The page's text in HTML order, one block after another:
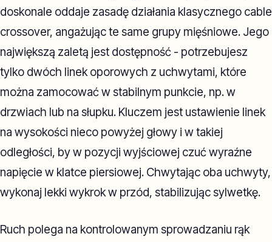
doskonale oddaje zasadę działania klasycznego cable
crossover, angażując te same grupy mięśniowe. Jego
największą zaletą jest dostępność - potrzebujesz
tylko dwóch linek oporowych z uchwytami, które
można zamocować w stabilnym punkcie, np. w
drzwiach lub na słupku. Kluczem jest ustawienie linek
na wysokości nieco powyżej głowy i w takiej
odległości, by w pozycji wyjściowej czuć wyraźne
napięcie w klatce piersiowej. Chwytając oba uchwyty,
wykonaj lekki wykrok w przód, stabilizując sylwetkę.
Ruch polega na kontrolowanym sprowadzaniu rąk